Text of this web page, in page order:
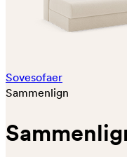
Sovesofaer
Sammenlign